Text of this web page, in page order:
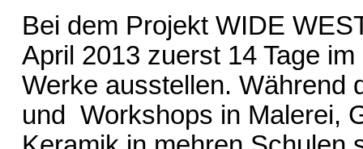
Bei dem Projekt WIDE
April 2013 zuerst 14 Tage
Werke ausstellen. Während
und Workshops in Malerei,